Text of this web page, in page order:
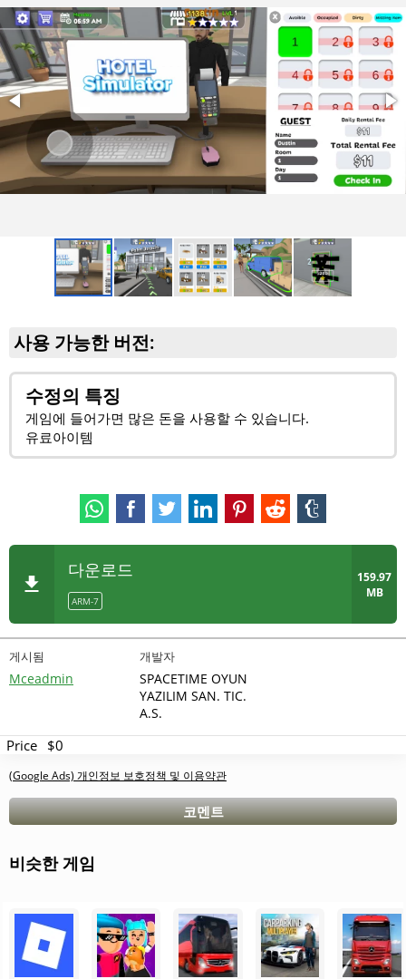
사용 가능한 버전:
수정의 특징
게임에 들어가면 많은 돈을 사용할 수 있습니다.
유료아이템
다운로드
ARM-7
159.97
MB
게시됨
Mceadmin
개발자
SPACETIME OYUN
YAZILIM SAN. TIC.
A.S.
Price $0
(Google Ads) 개인정보 보호정책 및 이용약관
코멘트
비슷한 게임